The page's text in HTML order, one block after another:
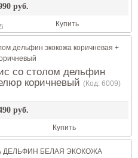
руб.
Купить
со столом дельфин
коричневый (Код: 6009)
руб.
Купить